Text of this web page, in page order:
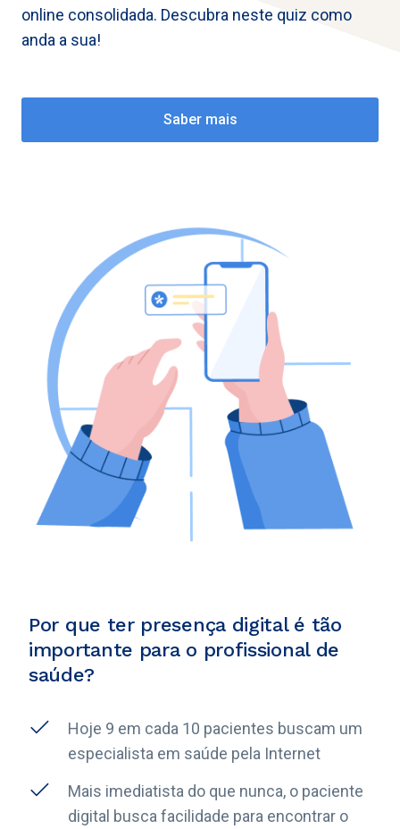
online consolidada. Descubra neste quiz como
anda a sua!
Saber mais
Por que ter presença digital é tão
importante para o profissional de
saúde?
Hoje 9 em cada 10 pacientes buscam um
especialista em saúde pela Internet
Mais imediatista do que nunca, o paciente
digital busca facilidade para encontrar o